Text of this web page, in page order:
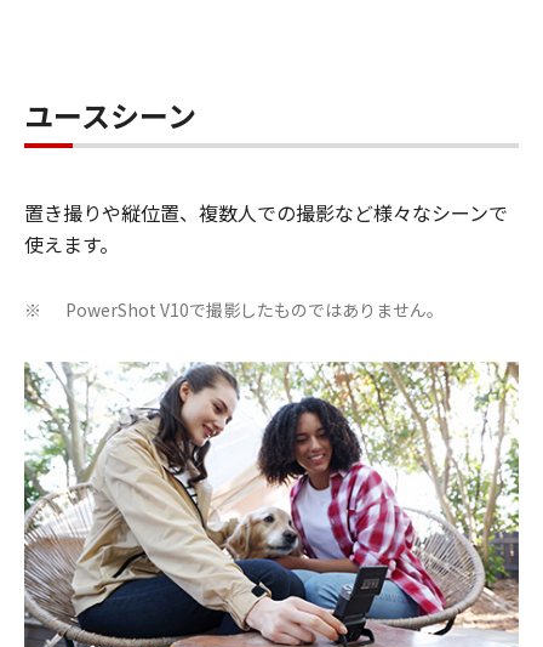
ユースシーン
置き撮りや縦位置、複数人での撮影など様々なシーンで
使えます。
※ PowerShot V10で撮影したものではありません。